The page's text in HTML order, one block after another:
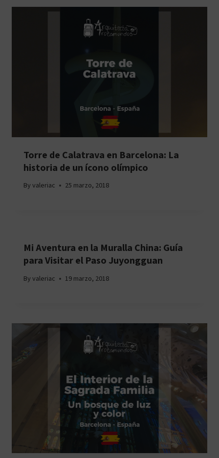
Torre de Calatrava en Barcelona: La
historia de un ícono olímpico
Byvaleriac 25 marzo, 2018
Mi Aventura en la Muralla China: Guía
para Visitar el Paso Juyongguan
Byvaleriac 19 marzo, 2018